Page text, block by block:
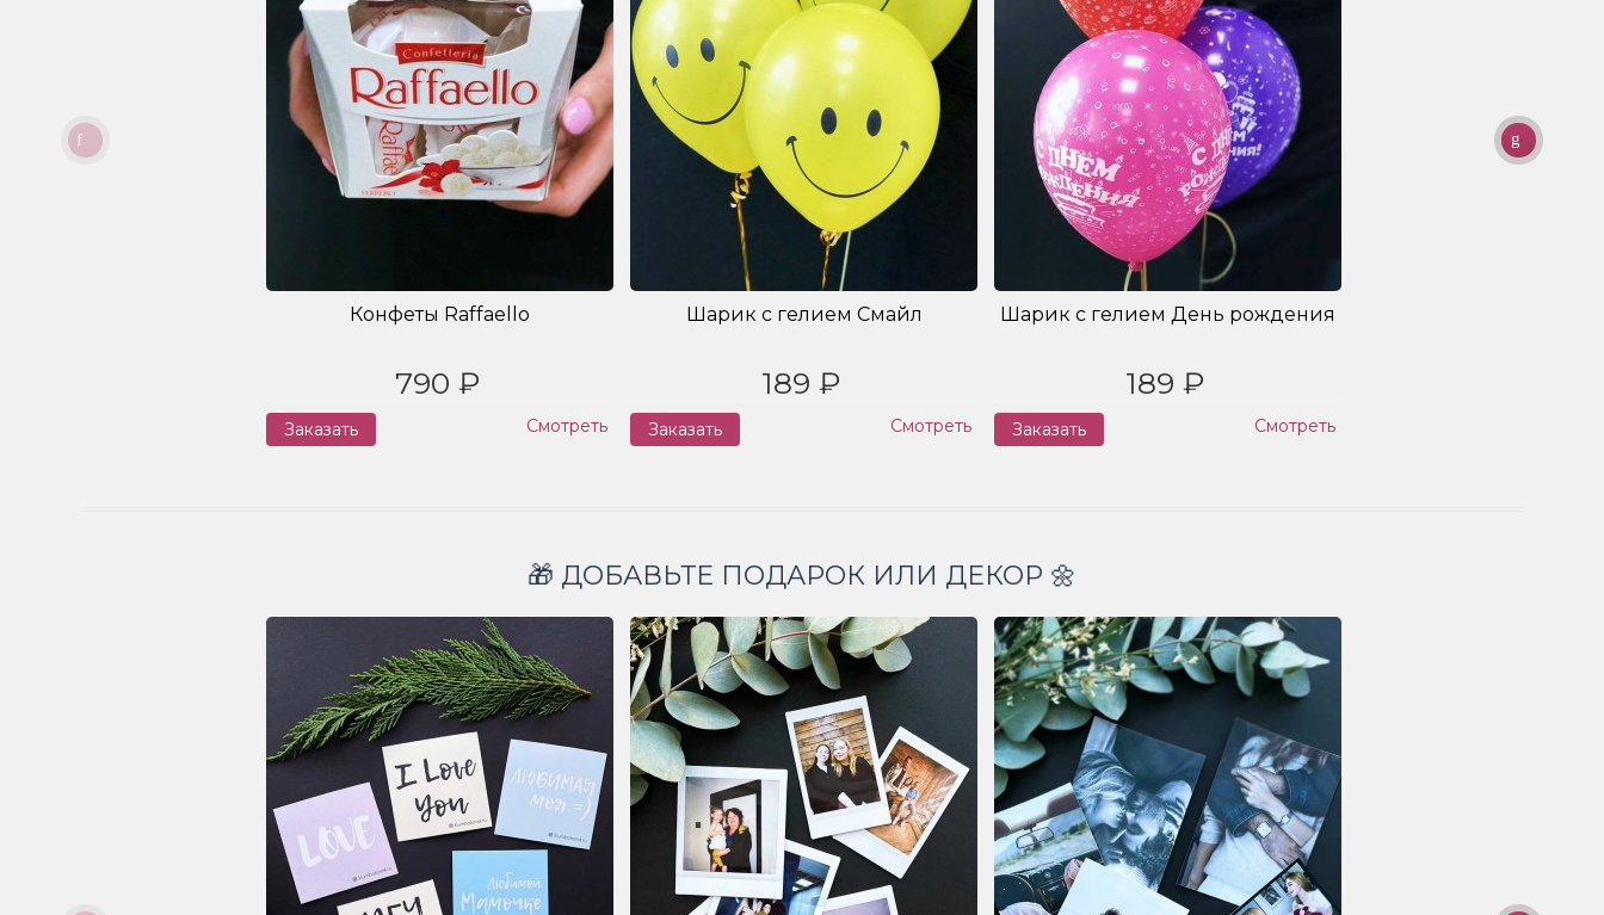
Конфеты Raffaello
790 ₽
Заказать Смотреть
Шарик с гелием Смайл
189 ₽
Заказать Смотреть
Шарик с гелием День рождения
189 ₽
Заказать Смотреть
🎁 ДОБАВЬТЕ ПОДАРОК ИЛИ ДЕКОР 🌼